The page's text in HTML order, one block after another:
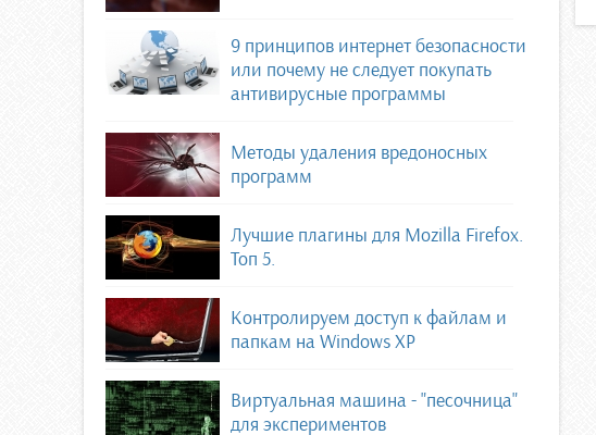
9 принципов интернет безопасности
или почему не следует покупать
антивирусные программы
Методы удаления вредоносных
программ
Лучшие плагины для Mozilla Firefox.
Топ 5.
Контролируем доступ к файлам и
папкам на Windows XP
Виртуальная машина - "песочница"
для экспериментов